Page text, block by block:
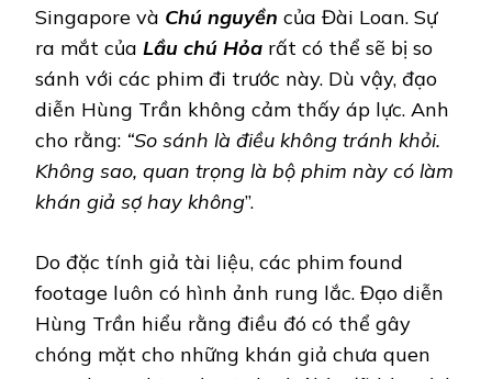
Singapore và Chú nguyền của Đài Loan. Sự
ra mắt của Lầu chú Hỏa rất có thể sẽ bị so
sánh với các phim đi trước này. Dù vậy, đạo
diễn Hùng Trần không cảm thấy áp lực. Anh
cho rằng: “So sánh là điều không tránh khỏi.
Không sao, quan trọng là bộ phim này có làm
khán giả sợ hay không”.
Do đặc tính giả tài liệu, các phim found
footage luôn có hình ảnh rung lắc. Đạo diễn
Hùng Trần hiểu rằng điều đó có thể gây
chóng mặt cho những khán giả chưa quen